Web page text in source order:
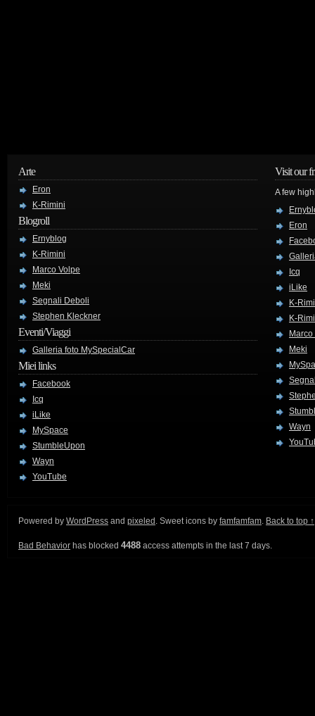
Arte
Eron
K-Rimini
Blogroll
Ernyblog
K-Rimini
Marco Volpe
Meki
Segnali Deboli
Stephen Kleckner
Eventi/Viaggi
Galleria foto MySpecialCar
Miei links
Facebook
Icq
iLike
MySpace
StumbleUpon
Wayn
YouTube
Visit our
A few
Eron
Icq
iLike
K-
K-
Meki
Wayn
Powered by WordPress and pixeled . Sweet icons by famfamfam. Back to top ↑
Bad Behavior has blocked 4488 access attempts in the last 7 days.